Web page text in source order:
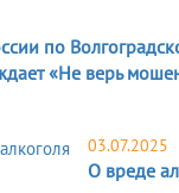
по
«Не верь
03.07.2025
О вреде